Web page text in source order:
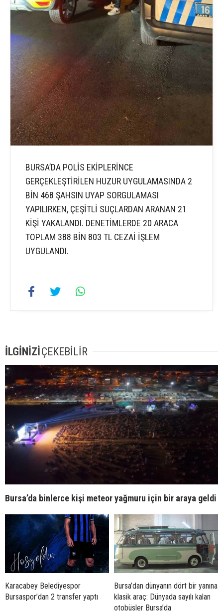
BURSA’DA POLİS EKİPLERİNCE
GERÇEKLEŞTİRİLEN HUZUR UYGULAMASINDA 2
BİN 468 ŞAHSIN UYAP SORGULAMASI
YAPILIRKEN, ÇEŞİTLİ SUÇLARDAN ARANAN 21
KİŞİ YAKALANDI. DENETİMLERDE 20 ARACA
TOPLAM 388 BİN 803 TL CEZAİ İŞLEM
UYGULANDI.
İLGİNİZİÇEKEBİLİR
Bursa’da binlerce kişi meteor yağmuru için bir araya geldi
Karacabey Belediyespor
Bursaspor’dan 2 transfer yaptı
Bursa’dan dünyanın dört bir yanına
klasik araç: Dünyada sayılı kalan
otobüsler Bursa’da